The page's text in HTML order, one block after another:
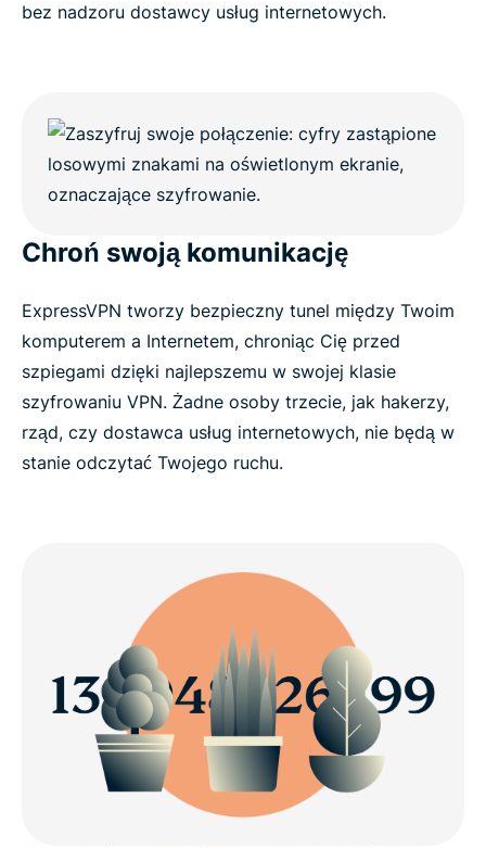
bez nadzoru dostawcy usług internetowych.
Chroń swoją komunikację
ExpressVPN tworzy bezpieczny tunel między Twoim
komputerem a Internetem, chroniąc Cię przed
szpiegami dzięki najlepszemu w swojej klasie
szyfrowaniu VPN. Żadne osoby trzecie, jak hakerzy,
rząd, czy dostawca usług internetowych, nie będą w
stanie odczytać Twojego ruchu.